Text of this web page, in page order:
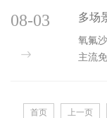
多场
疫检
氧氟
主流
08-03
首页 上一页